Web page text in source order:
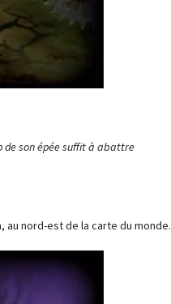
de son épée suffit à abattre
au nord-est de la carte du monde.